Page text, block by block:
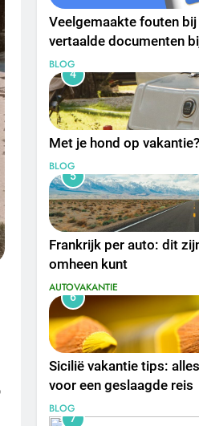
Veelgemaakte fouten bij
vertaalde documenten
BLOG
4
Met je hond op
BLOG
5
Frankrijk per auto: dit
omheen kunt
AUTOVAKANTIE
6
Sicilië vakantie tips:
voor een geslaagde reis
BLOG
7